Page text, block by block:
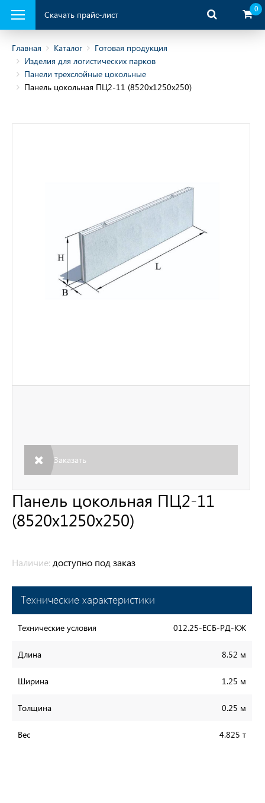
продукция
Скачать прайс-лист
0
Главная Каталог
Готовая продукция
Изделия для логистических парков
Панели трехслойные цокольные
Панель цокольная ПЦ2-11 (8520х1250х250)
Панель цокольная ПЦ2-11
(8520х1250х250)
Наличие: доступно под заказ
Технические характеристики
Технические условия 012.25-ЕСБ-РД-КЖ
Длина 8.52 м
Ширина 1.25 м
Толщина 0.25 м
Вес 4.825 т
Заказать